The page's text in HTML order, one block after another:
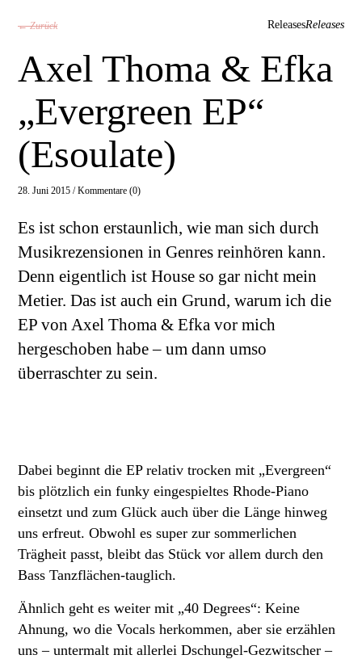
← Zurück ReleasesReleases
Axel Thoma & Efka
„Evergreen EP“
(Esoulate)
28. Juni 2015 /Kommentare (0)
Es ist schon erstaunlich, wie man sich durch
Musikrezensionen in Genres reinhören kann.
Denn eigentlich ist House so gar nicht mein
Metier. Das ist auch ein Grund, warum ich die
EP von Axel Thoma & Efka vor mich
hergeschoben habe – um dann umso
überraschter zu sein.
Dabei beginnt die EP relativ trocken mit „Evergreen“
bis plötzlich ein funky eingespieltes Rhode-Piano
einsetzt und zum Glück auch über die Länge hinweg
uns erfreut. Obwohl es super zur sommerlichen
Trägheit passt, bleibt das Stück vor allem durch den
Bass Tanzflächen-tauglich.
Ähnlich geht es weiter mit „40 Degrees“: Keine
Ahnung, wo die Vocals herkommen, aber sie erzählen
uns – untermalt mit allerlei Dschungel-Gezwitscher –